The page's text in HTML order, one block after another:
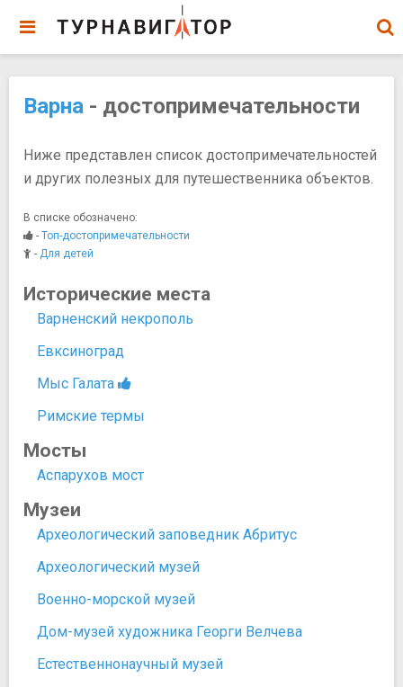
Варна - достопримечательности
Ниже представлен список достопримечательностей
и других полезных для путешественника объектов.
В списке обозначено:
- Топ-достопримечательности
- Для детей
Исторические места
Варненский некрополь
Евксиноград
Мыс Галата
Римские термы
Мосты
Аспарухов мост
Музеи
Археологический заповедник Абритус
Археологический музей
Военно-морской музей
Дом-музей художника Георги Велчева
Естественнонаучный музей